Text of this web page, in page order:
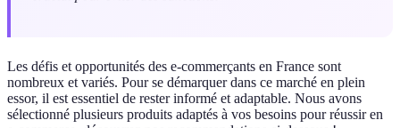
Les défis et opportunités des e-commerçants en France sont
nombreux et variés. Pour se démarquer dans ce marché en plein
essor, il est essentiel de rester informé et adaptable. Nous avons
sélectionné plusieurs produits adaptés à vos besoins pour réussir en